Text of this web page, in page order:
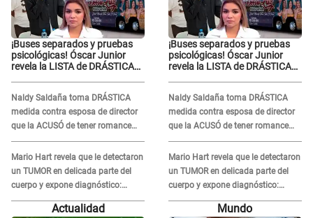
¡Buses separados y pruebas
psicológicas! Óscar Junior
revela la LISTA de DRÁSTICAS
Naldy Saldaña
Naldy Saldaña toma DRÁSTICA
medida contra esposa de director
que la ACUSÓ de tener romance
con él: "Muy triste..."
Mario Hart revela que le detectaron
un TUMOR en delicada parte del
cuerpo y expone diagnóstico:
"Dolores muy fuertes..."
¡Buses separados y pruebas
psicológicas! Óscar Junior
revela la LISTA de DRÁSTICAS
Naldy Saldaña
Naldy Saldaña toma DRÁSTICA
medida contra esposa de director
que la ACUSÓ de tener romance
con él: "Muy triste..."
Mario Hart revela que le detectaron
un TUMOR en delicada parte del
cuerpo y expone diagnóstico:
"Dolores muy fuertes..."
Actualidad Mundo